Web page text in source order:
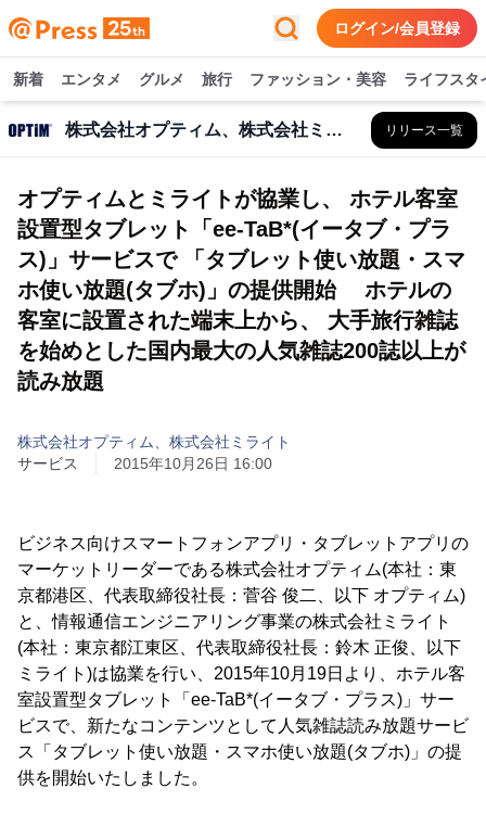
ログイン/会員登録
新着 エンタメ グルメ 旅行 ファッション・美容 ライフスタ
株式会社オプティム、株式会社ミライト リリース一覧
オプティムとミライトが協業し、 ホテル客室
設置型タブレット「ee-TaB*(イータブ・プラ
ス)」サービスで 「タブレット使い放題・スマ
ホ使い放題(タブホ)」の提供開始 ホテルの
客室に設置された端末上から、 大手旅行雑誌
を始めとした国内最大の人気雑誌200誌以上が
読み放題
株式会社オプティム、株式会社ミライト
サービス
2015年10月26日 16:00
ビジネス向けスマートフォンアプリ・タブレットアプリの
マーケットリーダーである株式会社オプティム(本社：東
京都港区、代表取締役社長：菅谷 俊二、以下 オプティム)
と、情報通信エンジニアリング事業の株式会社ミライト
(本社：東京都江東区、代表取締役社長：鈴木 正俊、以下
ミライト)は協業を行い、2015年10月19日より、ホテル客
室設置型タブレット「ee-TaB*(イータブ・プラス)」サー
ビスで、新たなコンテンツとして人気雑誌読み放題サービ
ス「タブレット使い放題・スマホ使い放題(タブホ)」の提
供を開始いたしました。